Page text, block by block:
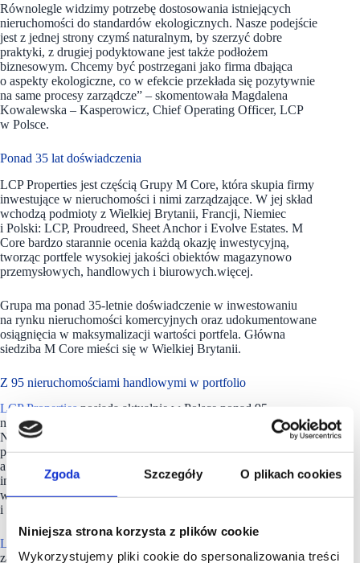
Zgoda Szczegóły O plikach cookies
Niniejsza strona korzysta z plików cookie
Wykorzystujemy pliki cookie do spersonalizowania treści
Równolegle widzimy potrzebę dostosowania istniejących
nieruchomości do standardów ekologicznych. Nasze podejście
jest z jednej strony czymś naturalnym, by szerzyć dobre
praktyki, z drugiej podyktowane jest także podłożem
biznesowym. Chcemy być postrzegani jako firma dbająca
o aspekty ekologiczne, co w efekcie przekłada się pozytywnie
na same procesy zarządcze” – skomentowała Magdalena
Kowalewska – Kasperowicz, Chief Operating Officer, LCP
w Polsce.
Ponad 35 lat doświadczenia
LCP Properties jest częścią Grupy M Core, która skupia firmy
inwestujące w nieruchomości i nimi zarządzające. W jej skład
wchodzą podmioty z Wielkiej Brytanii, Francji, Niemiec
i Polski: LCP, Proudreed, Sheet Anchor i Evolve Estates. M
Core bardzo starannie ocenia każdą okazję inwestycyjną,
tworząc portfele wysokiej jakości obiektów magazynowo
przemysłowych, handlowych i biurowych.więcej.
Grupa ma ponad 35-letnie doświadczenie w inwestowaniu
na rynku nieruchomości komercyjnych oraz udokumentowane
osiągnięcia w maksymalizacji wartości portfela. Główna
siedziba M Core mieści się w Wielkiej Brytanii.
Z 95 nieruchomościami handlowymi w portfolio
LCP Properties posiada aktualnie w Polsce ponad 95
nieruchomości handlowych, biurowych oraz magazynowych.
Na początku 2023 roku całkowita, łączna powierzchnia
posiadanych przez firmę obiektów, przekroczyła 360 tys. m kw.
a ich szacunkowa wartość osiągnęła 500 mln euro. LCP
inwestuje długoterminowo, koncentrując się na stabilnym
wzroście wartości nieruchomości poprzez aktywne zarządzanie
i maksymalizacją zysków.
LCP Properties
zarządzających nieruchomościami i inwestycjami o wysokiej